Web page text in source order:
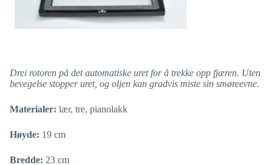
Drei rotoren på det automatiske uret for å trekke opp fjæren. Uten
bevegelse stopper uret, og oljen kan gradvis miste sin smøreevne.
Materialer: lær, tre, pianolakk
Høyde: 19 cm
Bredde: 23 cm